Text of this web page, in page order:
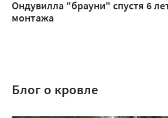
Ондувилла "брауни" спустя 6
монтажа
Блог о кровле